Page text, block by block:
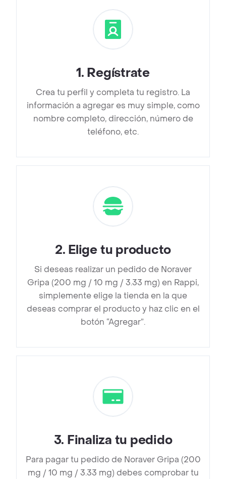
1. Regístrate
Crea tu perfil y completa tu registro. La
información a agregar es muy simple, como
nombre completo, dirección, número de
teléfono, etc.
2. Elige tu producto
Si deseas realizar un pedido de Noraver
Gripa (200 mg / 10 mg / 3.33 mg) en Rappi,
simplemente elige la tienda en la que
deseas comprar el producto y haz clic en el
botón “Agregar”.
3. Finaliza tu pedido
Para pagar tu pedido de Noraver Gripa (200
mg / 10 mg / 3.33 mg) debes comprobar tu